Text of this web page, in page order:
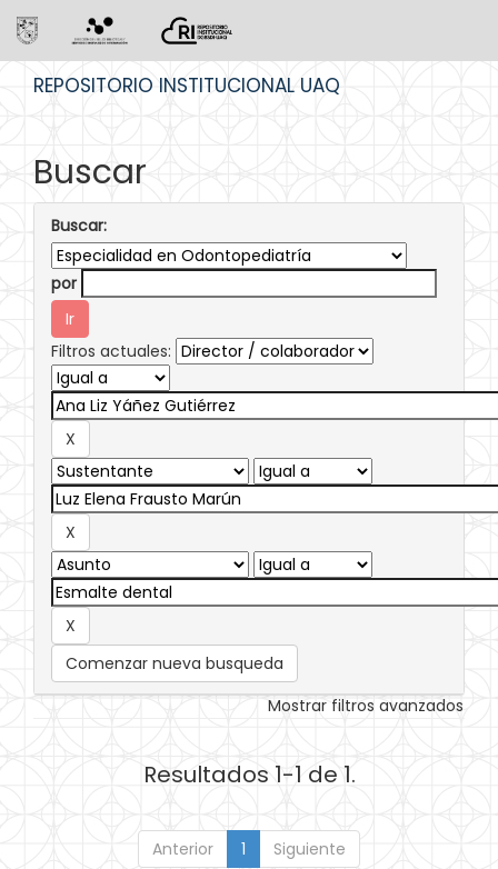
REPOSITORIO INSTITUCIONAL UAQ
Buscar
Buscar:
por
Filtros actuales:
Comenzar nueva busqueda
Mostrar filtros avanzados
Resultados 1-1 de 1.
Anterior 1 Siguiente